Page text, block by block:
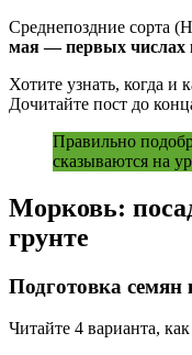
Среднепоздние сорта
мая — первых числах
Хотите узнать, когда и
Дочитайте пост до
Правильно
сказываются на
Морковь:
грунте
Подготовка семян
Читайте 4 варианта,